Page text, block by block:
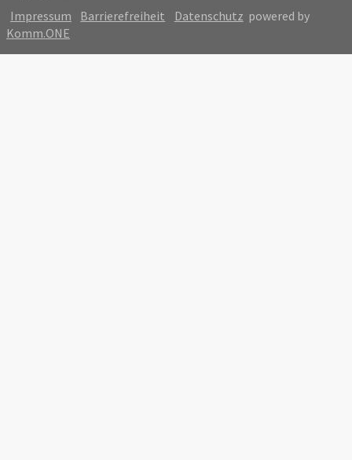
Impressum
Barrierefreiheit Datenschutz powered by
Komm.ONE